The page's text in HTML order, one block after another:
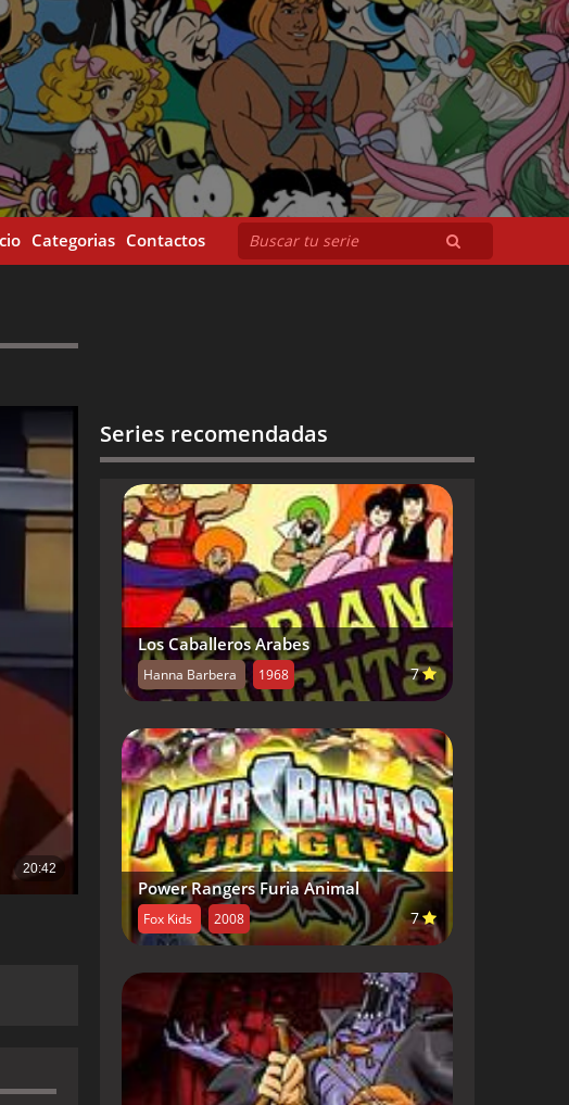
Categorias Contactos
Series recomendadas
Los Caballeros Arabes
Hanna Barbera 1968 7
Power Rangers Furia Animal
Fox Kids 2008 7